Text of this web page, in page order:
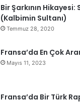
Bir Şarkının
(Kalbimin Sultanı)
Temmuz 28, 2020
Fransa’da En Çok
Mayıs 11, 2023
Fransa’da Bir Türk